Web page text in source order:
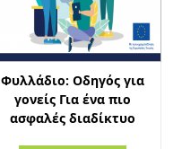
Φυλλάδιο: Οδηγός για
γονείς Για ένα πιο
ασφαλές διαδίκτυο